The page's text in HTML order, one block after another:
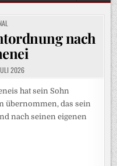
nach
2026
hat sein Sohn
übernommen, das sein
nach seinen eigenen